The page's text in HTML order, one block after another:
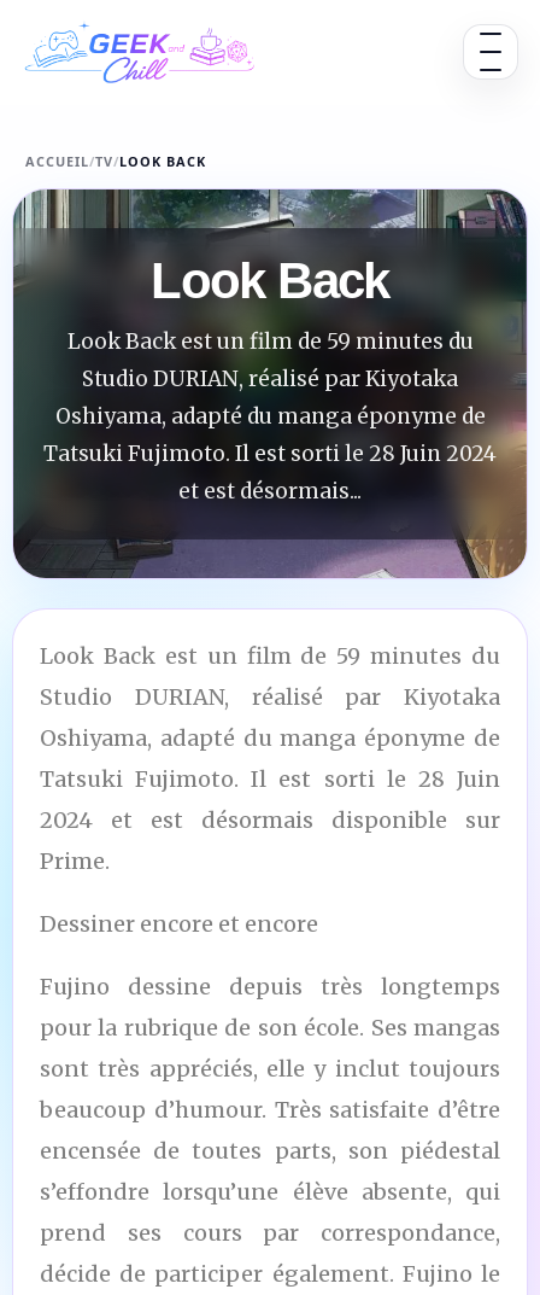
Ouvrir
ACCUEIL/TV/LOOK BACK
Look Back
Look Back est un film de 59 minutes du
Studio DURIAN, réalisé par Kiyotaka
Oshiyama, adapté du manga éponyme de
Tatsuki Fujimoto. Il est sorti le 28 Juin 2024
et est désormais...
Look Back est un film de 59 minutes du
Studio DURIAN, réalisé par Kiyotaka
Oshiyama, adapté du manga éponyme de
Tatsuki Fujimoto. Il est sorti le 28 Juin
2024 et est désormais disponible sur
Prime.
Dessiner encore et encore
Fujino dessine depuis très longtemps
pour la rubrique de son école. Ses mangas
sont très appréciés, elle y inclut toujours
beaucoup d’humour. Très satisfaite d’être
encensée de toutes parts, son piédestal
s’effondre lorsqu’une élève absente, qui
prend ses cours par correspondance,
décide de participer également. Fujino le